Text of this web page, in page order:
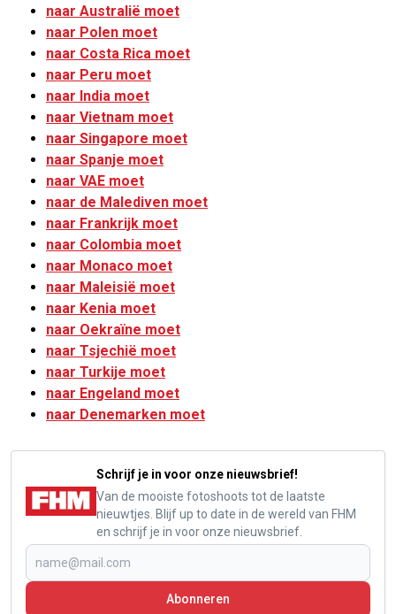
naar Australië moet
naar Polen moet
naar Costa Rica moet
naar Peru moet
naar India moet
naar Vietnam moet
naar Singapore moet
naar Spanje moet
naar VAE moet
naar de Malediven moet
naar Frankrijk moet
naar Colombia moet
naar Monaco moet
naar Maleisië moet
naar Kenia moet
naar Oekraïne moet
naar Tsjechië moet
naar Turkije moet
naar Engeland moet
naar Denemarken moet
Schrijf je in voor onze nieuwsbrief!
Van de mooiste fotoshoots tot de laatste
nieuwtjes. Blijf up to date in de wereld van FHM
en schrijf je in voor onze nieuwsbrief.
Abonneren